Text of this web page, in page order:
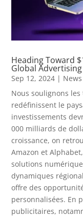
Heading Toward
Global
Sep 12, 2024 | News
Nous soulignons
redéfinissent le
investissements
000 milliards de
croissance, on
Amazon et
solutions
dynamiques
offre des
personnalisées. En
publicitaires,